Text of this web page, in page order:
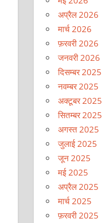
अप्रैल 2026
मार्च 2026
फ़रवरी 2026
जनवरी 2026
दिसम्बर 2025
नवम्बर 2025
अक्टूबर 2025
सितम्बर 2025
अगस्त 2025
जुलाई 2025
जून 2025
मई 2025
अप्रैल 2025
मार्च 2025
फ़रवरी 2025